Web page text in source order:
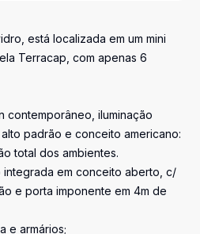
está localizada em um mini
Terracap, com apenas 6
contemporâneo, iluminação
padrão e conceito americano:
total dos ambientes.
em conceito aberto, c/
e porta imponente em 4m de
e armários;